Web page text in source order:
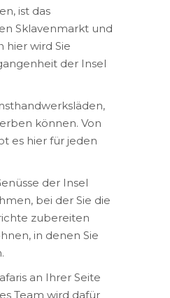
ist das
Sklavenmarkt und
hier wird Sie
der Insel
können. Von
es hier für jeden
der Insel
bei der Sie die
zubereiten
in denen Sie
an Ihrer Seite
Team wird dafür